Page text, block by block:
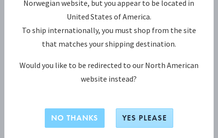
Topstjerne, stor
Norwegian website, but you appear to be located in
United States of America.
To ship internationally, you must shop from the site
that matches your shipping destination.
Would you like to be redirected to our North American
website instead?
NO THANKS YES PLEASE